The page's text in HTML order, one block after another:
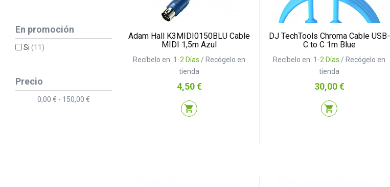
En promoción
Si(11)
Precio
0,00 € - 150,00 €
Adam Hall K3MIDI0150BLU Cable
MIDI 1,5m Azul
Recíbelo en: 1-2 Días / Recógelo en
tienda
Precio
4,50 €
shopping_cart
DJ TechTools Chroma Cable USB-
C to C 1m Blue
Recíbelo en: 1-2 Días / Recógelo en
tienda
Precio
30,00 €
shopping_cart